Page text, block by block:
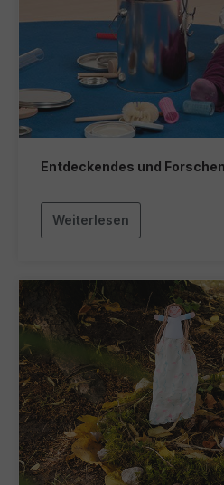
Entdeckendes und
Weiterlesen